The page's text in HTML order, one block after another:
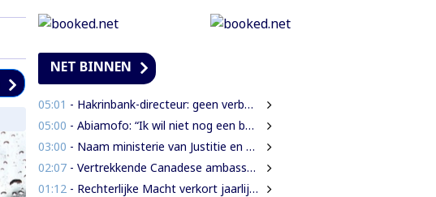
NET BINNEN
05:01 - Hakrinbank-directeur: geen verborgen motieven bij verkoop DSB-belang
05:00 - Abiamofo: “Ik wil niet nog een bodybag sturen naar dat gebied”
03:00 - Naam ministerie van Justitie en Politie verandert naar Justitie en Veiligheid
02:07- Vertrekkende Canadese ambassadeur wil grotere rol voor Canada in Suriname
01:12 - Rechterlijke Macht verkort jaarlijkse zittingsvrije periode naar één maand